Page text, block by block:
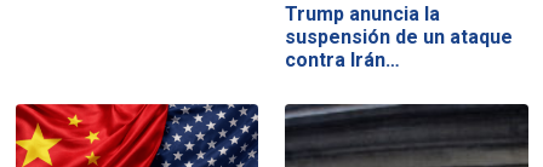
Trump anuncia la
suspensión de un ataque
contra Irán…